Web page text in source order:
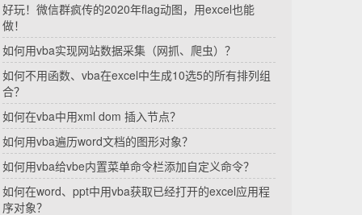
好玩！微信群疯传的2020年flag动图，用excel也能
做！
如何用vba实现网站数据采集（网抓、爬虫）？
如何不用函数、vba在excel中生成10选5的所有排列组
合？
如何在vba中用xml dom 插入节点？
如何用vba遍历word文档的图形对象？
如何用vba给vbe内置菜单命令栏添加自定义命令？
如何在word、ppt中用vba获取已经打开的excel应用程
序对象？